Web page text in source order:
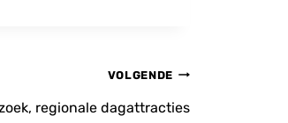
VOLGENDE
regionale dagattracties